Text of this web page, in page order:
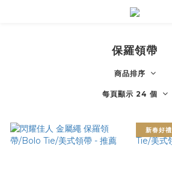
保羅領帶
商品排序
每頁顯示 24 個
新春好禮